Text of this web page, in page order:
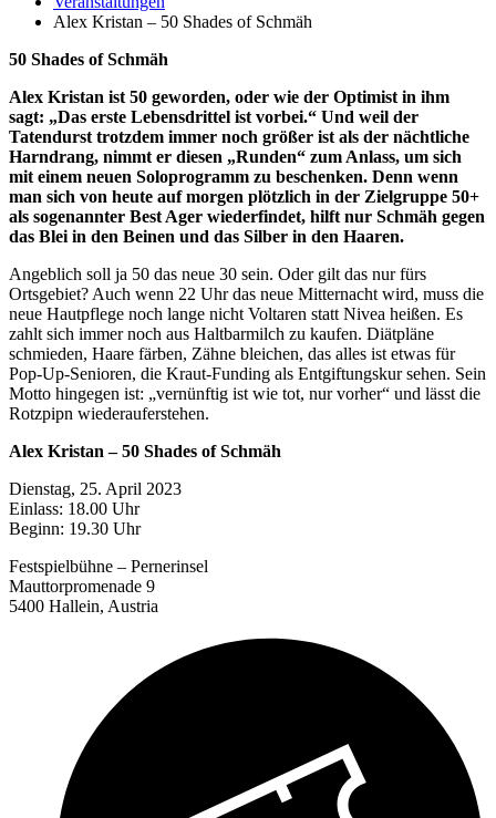
Alex Kristan – 50 Shades of Schmäh
50 Shades of Schmäh
Alex Kristan ist 50 geworden, oder wie der Optimist in ihm
sagt: „Das erste Lebensdrittel ist vorbei.“ Und weil der
Tatendurst trotzdem immer noch größer ist als der nächtliche
Harndrang, nimmt er diesen „Runden“ zum Anlass, um sich
mit einem neuen Soloprogramm zu beschenken. Denn wenn
man sich von heute auf morgen plötzlich in der Zielgruppe 50+
als sogenannter Best Ager wiederfindet, hilft nur Schmäh gegen
das Blei in den Beinen und das Silber in den Haaren.
Angeblich soll ja 50 das neue 30 sein. Oder gilt das nur fürs
Ortsgebiet? Auch wenn 22 Uhr das neue Mitternacht wird, muss die
neue Hautpflege noch lange nicht Voltaren statt Nivea heißen. Es
zahlt sich immer noch aus Haltbarmilch zu kaufen. Diätpläne
schmieden, Haare färben, Zähne bleichen, das alles ist etwas für
Pop-Up-Senioren, die Kraut-Funding als Entgiftungskur sehen. Sein
Motto hingegen ist: „vernünftig ist wie tot, nur vorher“ und lässt die
Rotzpipn wiederauferstehen.
Alex Kristan – 50 Shades of Schmäh
Dienstag, 25. April 2023
Einlass: 18.00 Uhr
Beginn: 19.30 Uhr
Festspielbühne – Pernerinsel
Mauttorpromenade 9
5400 Hallein, Austria